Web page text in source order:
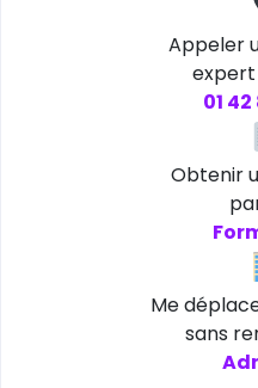
Appeler
01 42
Obtenir
Me
sans